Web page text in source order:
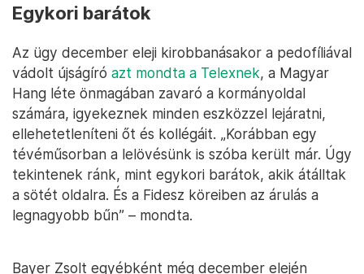
Egykori barátok
Az ügy december eleji kirobbanásakor a pedofíliával
vádolt újságíró azt mondta a Telexnek, a Magyar
Hang léte önmagában zavaró a kormányoldal
számára, igyekeznek minden eszközzel lejáratni,
ellehetetleníteni őt és kollégáit. „Korábban egy
tévéműsorban a lelövésünk is szóba került már. Úgy
tekintenek ránk, mint egykori barátok, akik átálltak
a sötét oldalra. És a Fidesz köreiben az árulás a
legnagyobb bűn” – mondta.
Bayer Zsolt egyébként még december elején